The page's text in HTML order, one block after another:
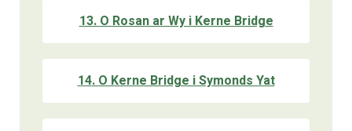
13. O Rosan ar Wy i Kerne Bridge
14. O Kerne Bridge i Symonds Yat